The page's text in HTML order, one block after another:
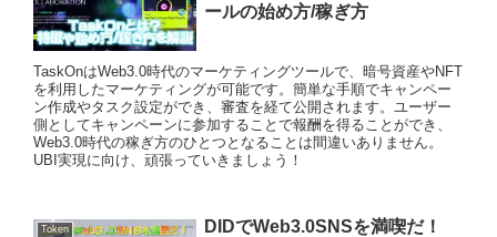
ールの始め方/稼ぎ方
TaskOnはWeb3.0時代のマーケティングツールで、暗号資産やNFT
を利用したマーケティングが可能です。簡単な手順でキャンペー
ン作成やタスク設定ができ、審査を経て公開されます。ユーザー
側としてキャンペーンに参加することで報酬を得ることができ、
Web3.0時代の稼ぎ方のひとつとなることは間違いありません。
UBI実現に向け、頑張っていきましょう！
Token
DIDでWeb3.0SNSを満喫だ！